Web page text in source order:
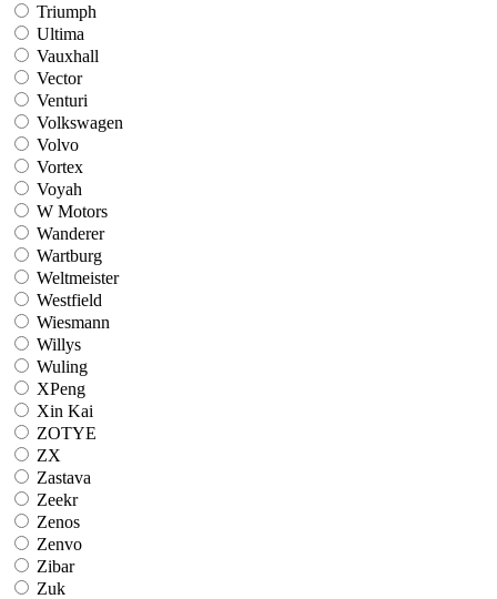
Triumph
Ultima
Vauxhall
Vector
Venturi
Volkswagen
Volvo
Vortex
Voyah
W Motors
Wanderer
Wartburg
Weltmeister
Westfield
Wiesmann
Willys
Wuling
XPeng
Xin Kai
ZOTYE
ZX
Zastava
Zeekr
Zenos
Zenvo
Zibar
Zuk